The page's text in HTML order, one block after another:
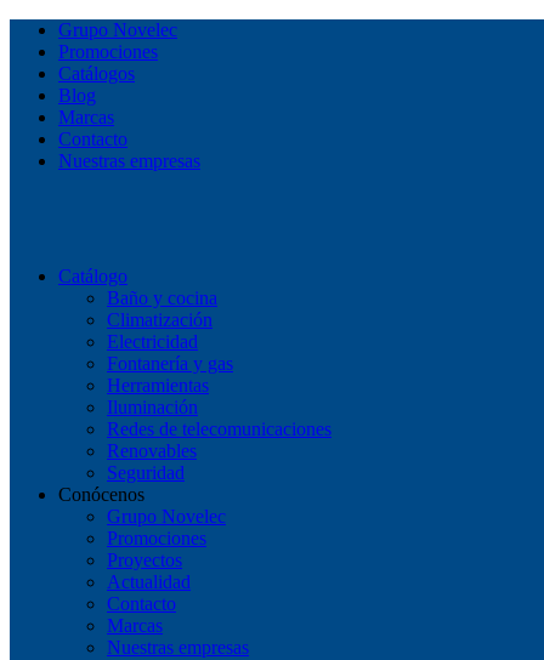
Grupo Novelec
Promociones
Catálogos
Blog
Marcas
Contacto
Nuestras empresas
Catálogo
Baño y cocina
Climatización
Electricidad
Fontanería y gas
Herramientas
Iluminación
Redes de telecomunicaciones
Renovables
Seguridad
Conócenos
Grupo Novelec
Promociones
Proyectos
Actualidad
Contacto
Marcas
Nuestras empresas